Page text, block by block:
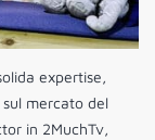
expertise,
mercato del
in 2MuchTv,